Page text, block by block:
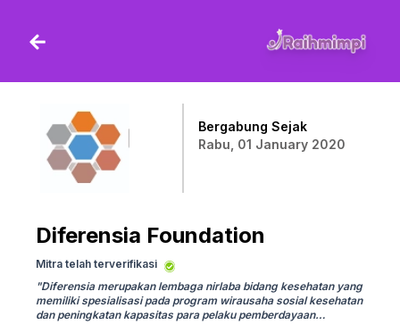
Bergabung Sejak
Rabu, 01 January 2020
Diferensia Foundation
Mitra telah terverifikasi
"Diferensia merupakan lembaga nirlaba bidang kesehatan yang
memiliki spesialisasi pada program wirausaha sosial kesehatan
dan peningkatan kapasitas para pelaku pemberdayaan